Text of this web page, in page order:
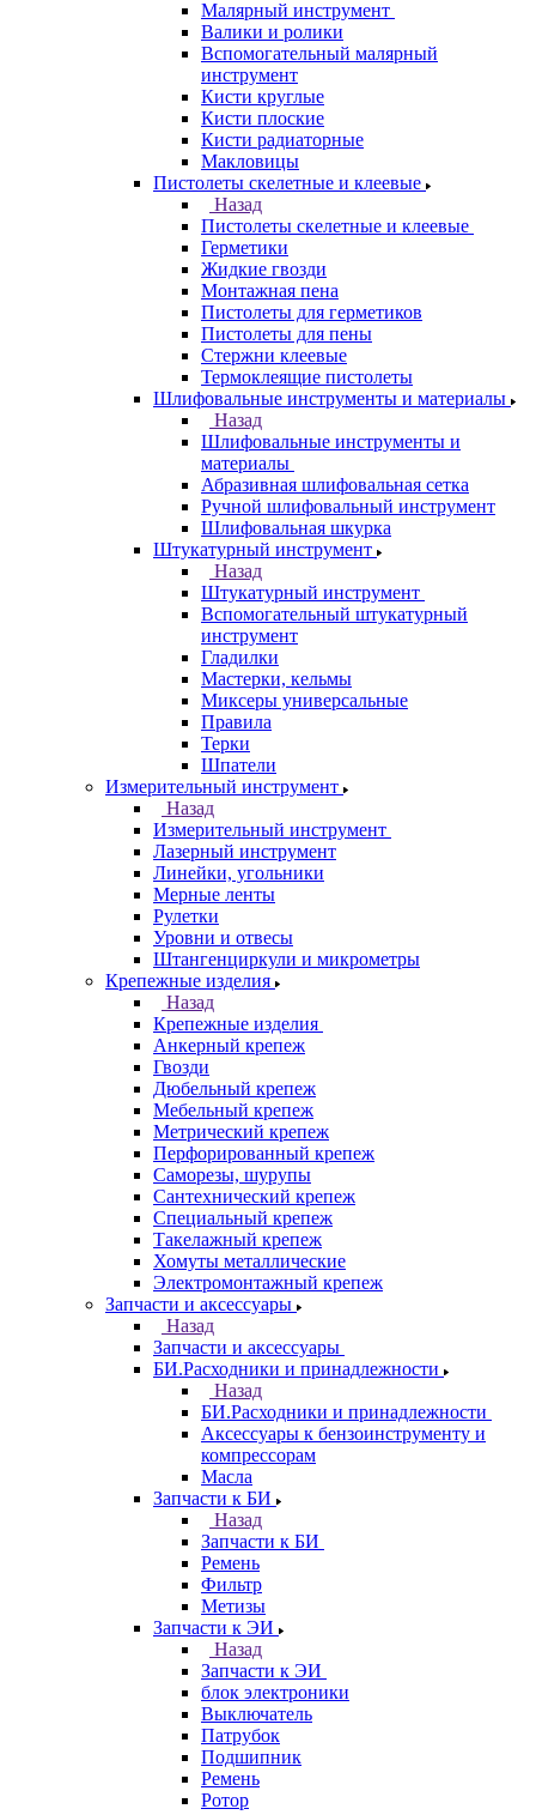
Малярный инструмент
Валики и ролики
Вспомогательный малярный
инструмент
Кисти круглые
Кисти плоские
Кисти радиаторные
Макловицы
Пистолеты скелетные и клеевые
Назад
Пистолеты скелетные и клеевые
Герметики
Жидкие гвозди
Монтажная пена
Пистолеты для герметиков
Пистолеты для пены
Стержни клеевые
Термоклеящие пистолеты
Шлифовальные инструменты и материалы
Назад
Шлифовальные инструменты и
материалы
Абразивная шлифовальная сетка
Ручной шлифовальный инструмент
Шлифовальная шкурка
Штукатурный инструмент
Назад
Штукатурный инструмент
Вспомогательный штукатурный
инструмент
Гладилки
Мастерки, кельмы
Миксеры универсальные
Правила
Терки
Шпатели
Измерительный инструмент
Назад
Измерительный инструмент
Лазерный инструмент
Линейки, угольники
Мерные ленты
Рулетки
Уровни и отвесы
Штангенциркули и микрометры
Крепежные изделия
Назад
Крепежные изделия
Анкерный крепеж
Гвозди
Дюбельный крепеж
Мебельный крепеж
Метрический крепеж
Перфорированный крепеж
Саморезы, шурупы
Сантехнический крепеж
Специальный крепеж
Такелажный крепеж
Хомуты металлические
Электромонтажный крепеж
Запчасти и аксессуары
Назад
Запчасти и аксессуары
БИ.Расходники и принадлежности
Назад
БИ.Расходники и принадлежности
Аксессуары к бензоинструменту и
компрессорам
Масла
Запчасти к БИ
Назад
Запчасти к БИ
Ремень
Фильтр
Метизы
Запчасти к ЭИ
Назад
Запчасти к ЭИ
блок электроники
Выключатель
Патрубок
Подшипник
Ремень
Ротор